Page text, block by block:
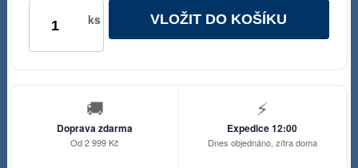
ks VLOŽIT DO KOŠÍKU
🚚
Doprava zdarma
Od 2 999 Kč
⚡
Expedice 12:00
Dnes objednáno, zítra doma